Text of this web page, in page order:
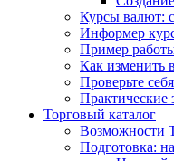
Курсы валют:
Информер
Пример
Как изменить
Проверьте себя
Практические
Торговый каталог
Возможности
Подготовка: